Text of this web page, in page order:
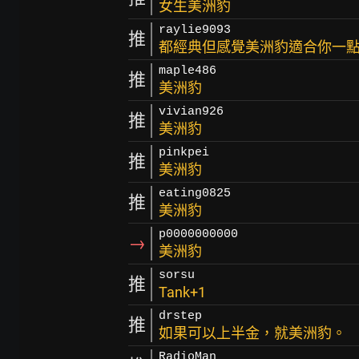
女生美洲豹
推 raylie9093
都經典但感覺美洲豹適合你一
推 maple486
美洲豹
推 vivian926
美洲豹
推 pinkpei
美洲豹
推 eating0825
美洲豹
→ p0000000000
美洲豹
推 sorsu
Tank+1
推 drstep
如果可以上半金，就美洲豹。